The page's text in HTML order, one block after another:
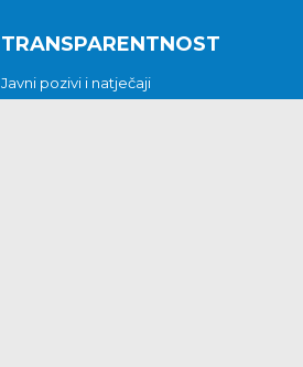
TRANSPARENTNOST
Javni pozivi i natječaji